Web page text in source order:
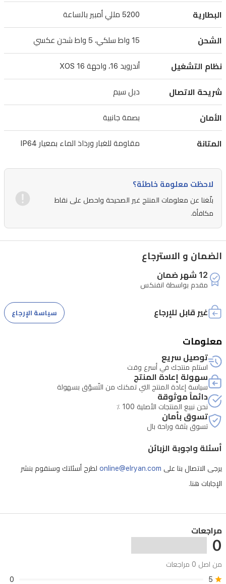
بذاكرة
تخزين
جيجابايت
قابلة
للتوسعة،
ويعمل
بنظام
أندرويد
مع
واجهة
XOS
16،
مما
يوفر
تجربة
استخدام
حديثة
وفعالة.
البطارية 5200 مللي أمبير بالساعة
الشحن 15 واط سلكي، 5 واط شحن عكسي
نظام التشغيل أندرويد 16، واجهة XOS 16
شريحة الاتصال دبل سيم
الأمان بصمة جانبية
المتانة مقاومة للغبار ورذاذ الماء بمعيار IP64
لاحظت معلومة خاطئة؟
بلّغنا عن معلومات المنتج غير الصحيحة واحصل على نقاط
مكافأة.
الضمان و الاسترجاع
12 شهر ضمان
مقدم بواسطة انفنكس
غير قابل للإرجاع سياسة الإرجاع
معلومات
توصيل سريع
استلم منتجك في أسرع وقت
سهولة إعادة المنتج
سياسة إعادة المنتج التي تمكنك من التّسوّق بسهولة
دائماً موثوقة
نحن نبيع المنتجات الأصلية 100 ٪
تسوق بأمان
تسوق بثقة وراحة بال
أسئلة واجوبة الزبائن
يرجى الاتصال بنا على online@elryan.com لطرح أسئلتك وسنقوم بنشر
الإجابات هنا.
مراجعات
0
من اصل 0 مراجعات
5
0